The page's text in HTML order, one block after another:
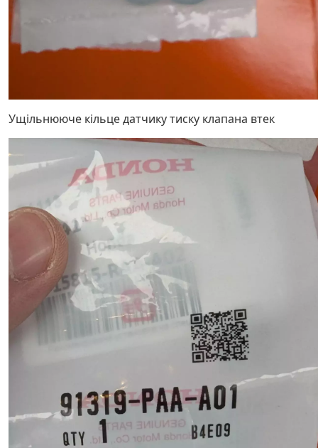
Ущільнююче кільце датчику тиску клапана втек